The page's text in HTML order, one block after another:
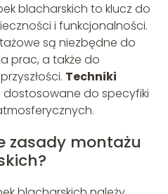
blacharskich to klucz do
i funkcjonalności.
są niezbędne do
prac, a także do
Techniki
do specyfiki
zasady montażu